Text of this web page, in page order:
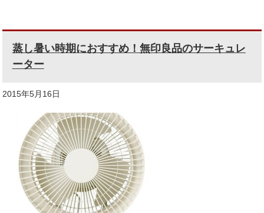
蒸し暑い時期におすすめ！無印良品のサーキュレ
ーター
2015年5月16日